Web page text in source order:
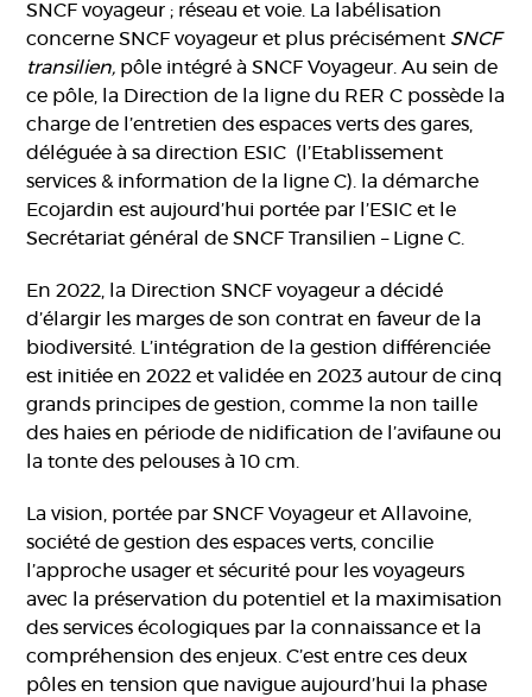
SNCF voyageur ; réseau et voie. La labélisation
concerne SNCF voyageur et plus précisément SNCF
transilien, pôle intégré à SNCF Voyageur. Au sein de
ce pôle, la Direction de la ligne du RER C possède la
charge de l’entretien des espaces verts des gares,
déléguée à sa direction ESIC (l’Etablissement
services & information de la ligne C). la démarche
Ecojardin est aujourd’hui portée par l’ESIC et le
Secrétariat général de SNCF Transilien – Ligne C.
En 2022, la Direction SNCF voyageur a décidé
d’élargir les marges de son contrat en faveur de la
biodiversité. L’intégration de la gestion différenciée
est initiée en 2022 et validée en 2023 autour de cinq
grands principes de gestion, comme la non taille
des haies en période de nidification de l’avifaune ou
la tonte des pelouses à 10 cm.
La vision, portée par SNCF Voyageur et Allavoine,
société de gestion des espaces verts, concilie
l’approche usager et sécurité pour les voyageurs
avec la préservation du potentiel et la maximisation
des services écologiques par la connaissance et la
compréhension des enjeux. C’est entre ces deux
pôles en tension que navigue aujourd’hui la phase